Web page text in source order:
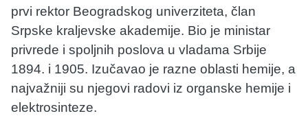
prvi rektor Beogradskog univerziteta, član
Srpske kraljevske akademije. Bio je ministar
privrede i spoljnih poslova u vladama Srbije
1894. i 1905. Izučavao je razne oblasti hemije, a
najvažniji su njegovi radovi iz organske hemije i
elektrosinteze.